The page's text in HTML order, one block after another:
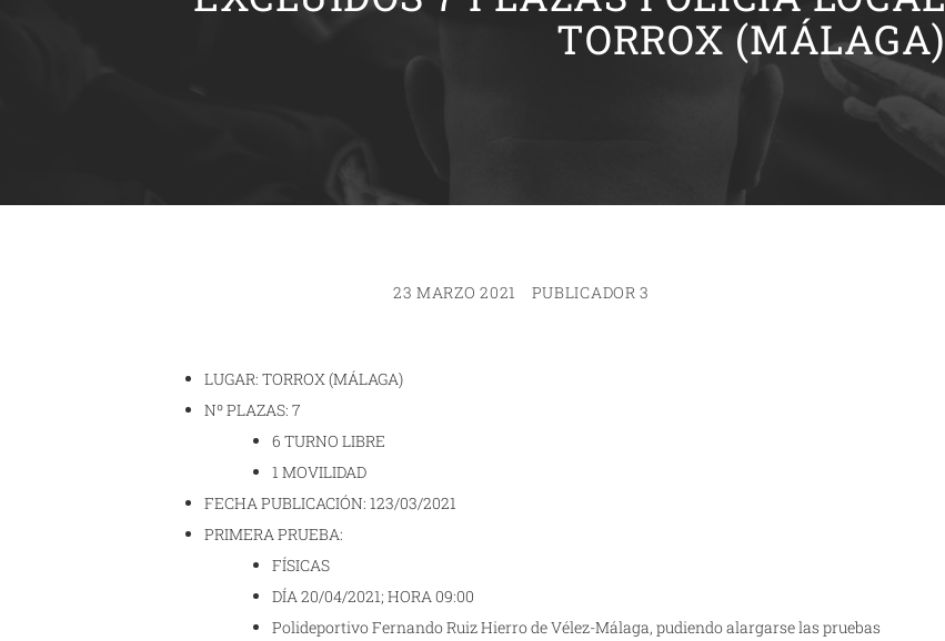
TORROX (MÁLAGA)
23 MARZO 2021 PUBLICADOR 3
LUGAR: TORROX (MÁLAGA)
Nº PLAZAS: 7
6 TURNO LIBRE
1 MOVILIDAD
FECHA PUBLICACIÓN: 123/03/2021
PRIMERA PRUEBA:
FÍSICAS
DÍA 20/04/2021; HORA 09:00
Polideportivo Fernando Ruiz Hierro de Vélez-Málaga, pudiendo alargarse las pruebas